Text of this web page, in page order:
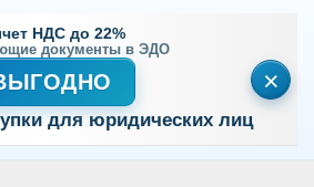
НДС до 22%
документы в ЭДО
для юридических лиц
×